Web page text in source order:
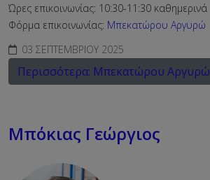
Ώρες επικοινωνίας: 10:30-11:30 καθημερινά
Φόρμα επικοινωνίας: Μπεκατώρου Αργυρώ
03 ΣΕΠΤΕΜΒΡΊΟΥ 2025
Περισσότερα: Μπεκατώρου Αργυρώ
Μπόκιας Γεώργιος